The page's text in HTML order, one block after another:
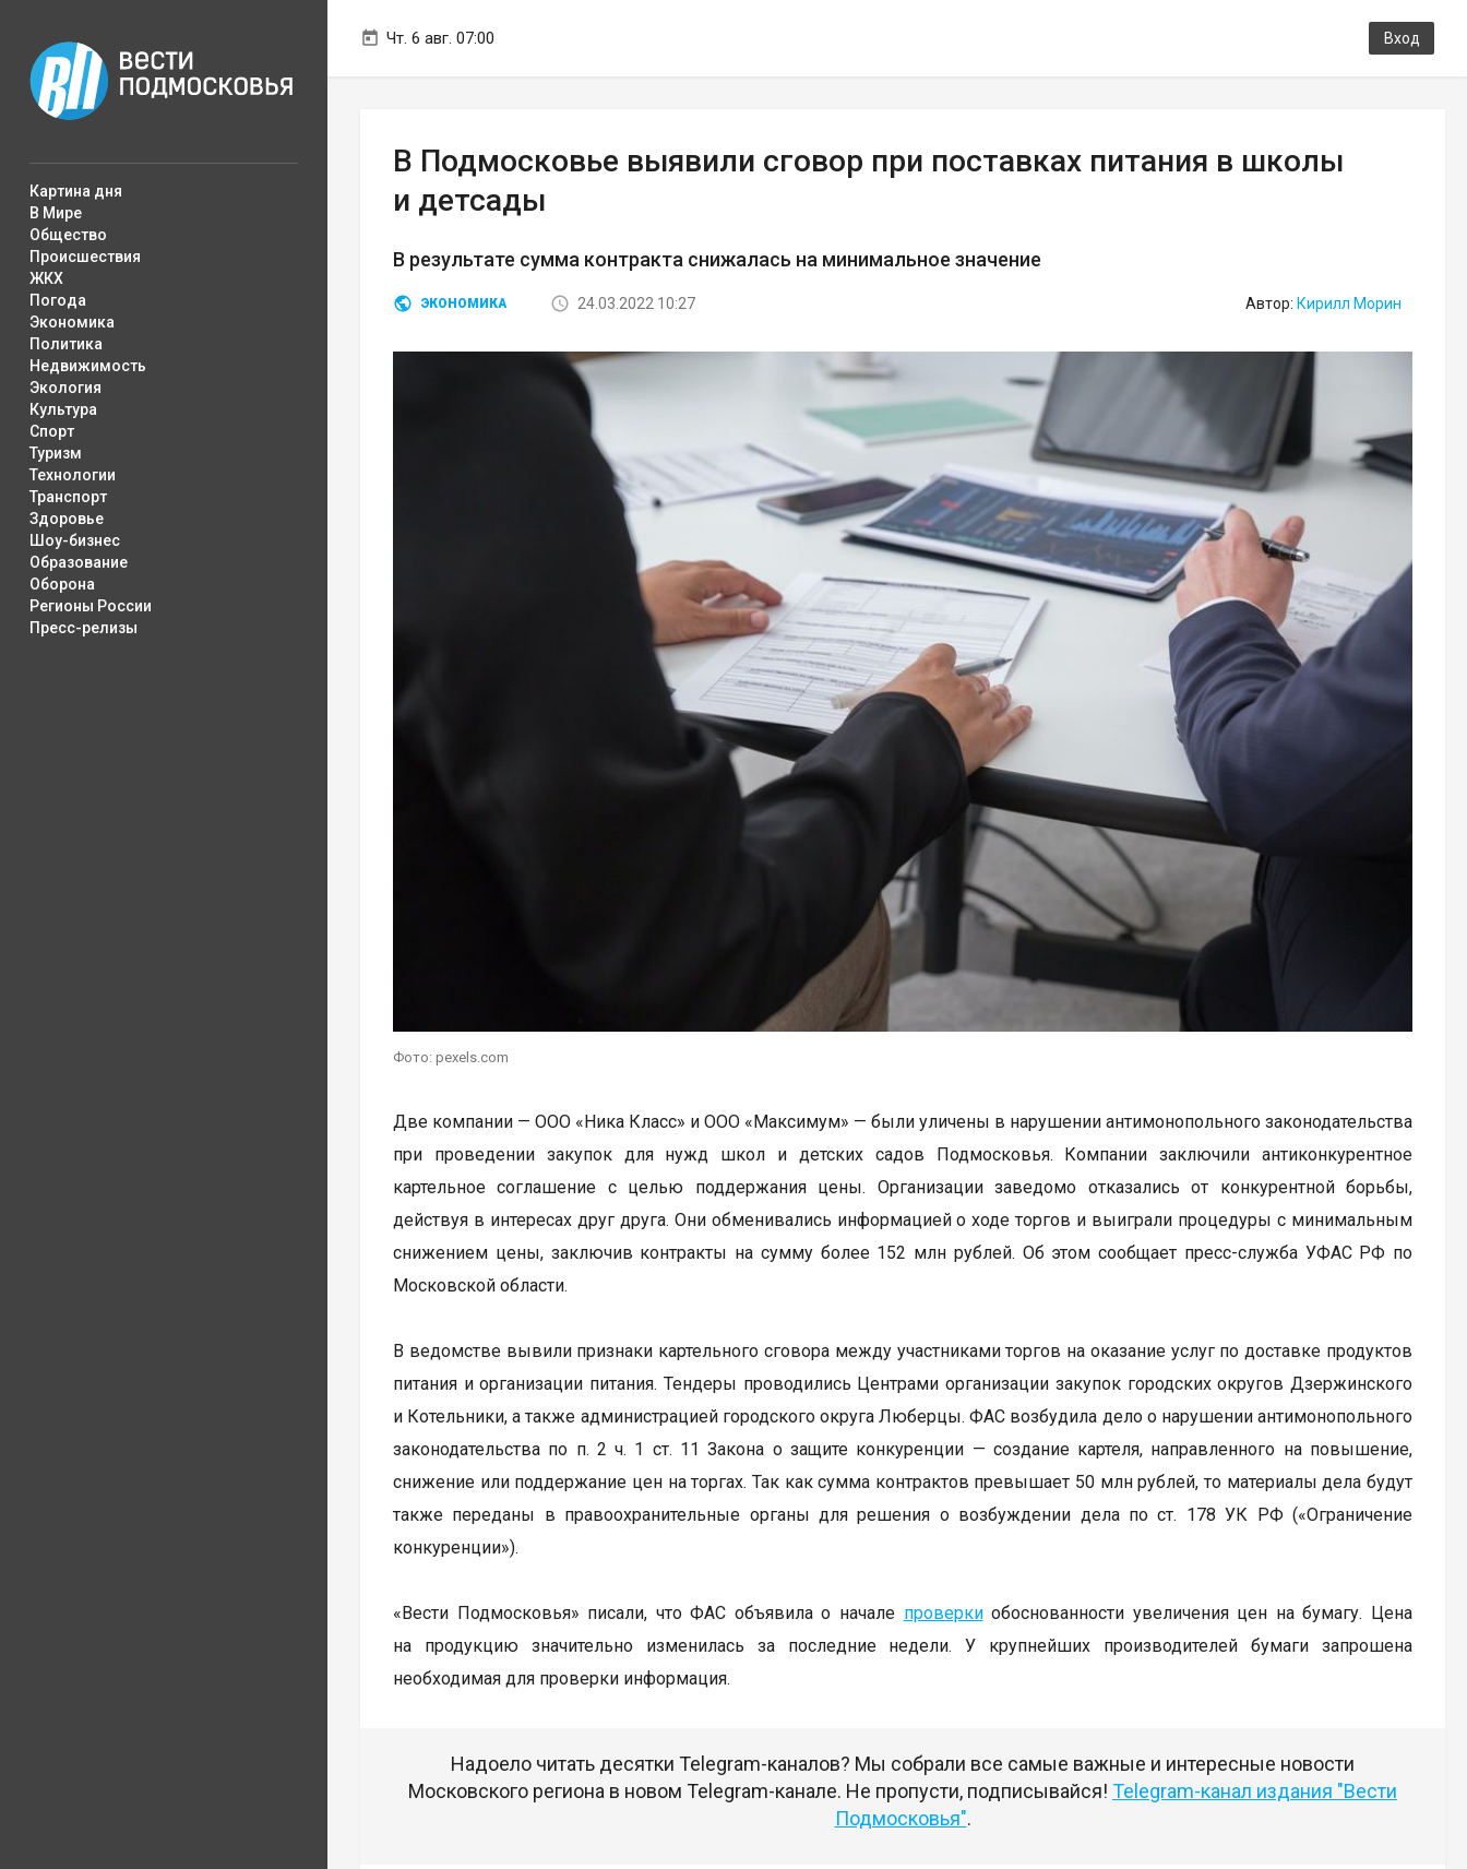
Чт. 6 авг. 07:00 Вход
Картина дня
В Мире
Общество
Происшествия
ЖКХ
Погода
Экономика
Политика
Недвижимость
Экология
Культура
Спорт
Туризм
Технологии
Транспорт
Здоровье
Шоу-бизнес
Образование
Оборона
Регионы России
Пресс-релизы
В Подмосковье выявили сговор при поставках питания в школы
и детсады
В результате сумма контракта снижалась на минимальное значение
ЭКОНОМИКА 24.03.2022 10:27 Автор: Кирилл Морин
Фото: pexels.com
Две компании — ООО «Ника Класс» и ООО «Максимум» — были уличены в нарушении антимонопольного законодательства
при проведении закупок для нужд школ и детских садов Подмосковья. Компании заключили антиконкурентное
картельное соглашение с целью поддержания цены. Организации заведомо отказались от конкурентной борьбы,
действуя в интересах друг друга. Они обменивались информацией о ходе торгов и выиграли процедуры с минимальным
снижением цены, заключив контракты на сумму более 152 млн рублей. Об этом сообщает пресс-служба УФАС РФ по
Московской области.
В ведомстве вывили признаки картельного сговора между участниками торгов на оказание услуг по доставке продуктов
питания и организации питания. Тендеры проводились Центрами организации закупок городских округов Дзержинского
и Котельники, а также администрацией городского округа Люберцы. ФАС возбудила дело о нарушении антимонопольного
законодательства по п. 2 ч. 1 ст. 11 Закона о защите конкуренции — создание картеля, направленного на повышение,
снижение или поддержание цен на торгах. Так как сумма контрактов превышает 50 млн рублей, то материалы дела будут
также переданы в правоохранительные органы для решения о возбуждении дела по ст. 178 УК РФ («Ограничение
конкуренции»).
«Вести Подмосковья» писали, что ФАС объявила о начале проверкиобоснованности увеличения цен на бумагу. Цена
на продукцию значительно изменилась за последние недели. У крупнейших производителей бумаги запрошена
необходимая для проверки информация.
Надоело читать десятки Telegram-каналов? Мы собрали все самые важные и интересные новости
Московского региона в новом Telegram-канале. Не пропусти, подписывайся! Telegram-канал издания "Вести
Подмосковья".